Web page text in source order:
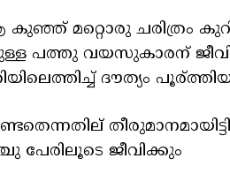
മറ്റൊരു ചരിത്രം
പത്തു വയസുകാരന്
ദൗത്യം
ജീവിക്കും